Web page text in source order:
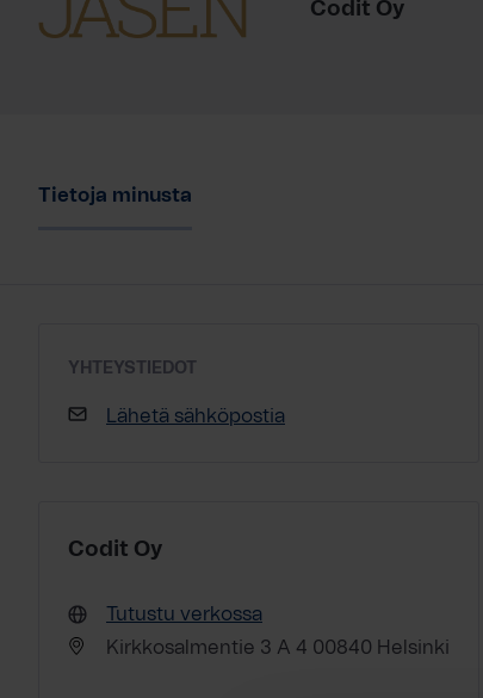
Codit Oy
Tietoja minusta
YHTEYSTIEDOT
Lähetä sähköpostia
Codit Oy
Tutustu verkossa
Kirkkosalmentie 3 A 4 00840 Helsinki